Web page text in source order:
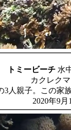
トミービーチ 水
カクレクマ
3人親子。この家
2020年9月